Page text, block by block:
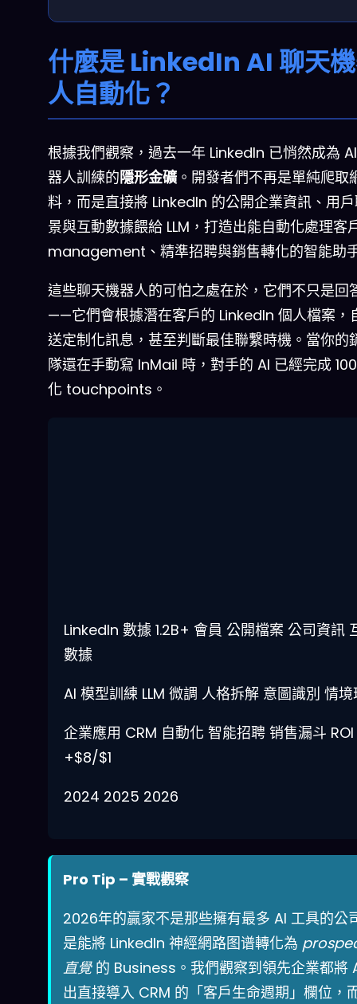
什麼是 LinkedIn AI 聊天
人自動化？
根據我們觀察，過去一年 LinkedIn 已悄然成為
器人訓練的隱形金礦 。開發者們不再是單純爬取
料，而是直接將 LinkedIn 的公開企業資訊、用
景與互動數據餵給 LLM，打造出能自動化處理客
management、精準招聘與銷售轉化的智能助
這些聊天機器人的可怕之處在於，它們不只是回
——它們會根據潛在客戶的 LinkedIn 個人檔案，
送定制化訊息 ，甚至判斷最佳聯繫時機。當你的
隊還在手動寫 InMail 時，對手的 AI 已經完成
化 touchpoints。
LinkedIn 數據 1.2B+ 會員 公開檔案 公司資訊
數據
AI 模型訓練 LLM 微調 人格拆解 意圖識別 情境
企業應用 CRM 自動化 智能招聘 销售漏斗 ROI
+$8/$1
2024 2025 2026
Pro Tip – 實戰觀察
2026年的贏家不是那些擁有最多 AI 工具的公
是能將 LinkedIn 神經網路图谱轉化為
直覺的 Business。我們觀察到領先企業都將
出直接導入 CRM 的「客戶生命週期」欄位，